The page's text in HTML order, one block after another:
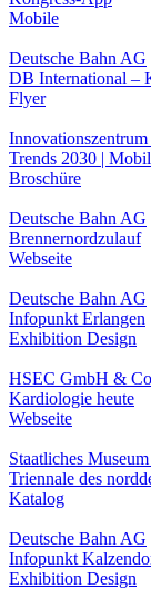
Mobile
Deutsche Bahn AG
DB International –
Flyer
Trends 2030 |
Broschüre
Deutsche Bahn AG
Brennernordzulauf
Webseite
Deutsche Bahn AG
Infopunkt Erlangen
Exhibition Design
HSEC GmbH &
Kardiologie heute
Webseite
Staatliches
Triennale des
Katalog
Deutsche Bahn AG
Infopunkt
Exhibition Design